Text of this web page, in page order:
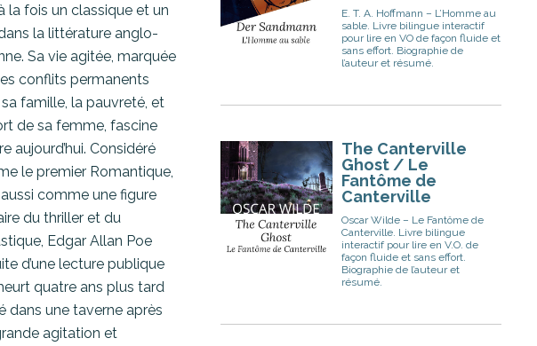
la fois un classique et un
la littérature anglo-
Sa vie agitée, marquée
conflits permanents
famille, la pauvreté, et
de sa femme, fascine
aujourd’hui. Considéré
le premier Romantique,
comme une figure
du thriller et du
Edgar Allan Poe
d’une lecture publique
quatre ans plus tard
dans une taverne après
agitation et
E. T. A. Hoffmann – L’Homme au
sable. Livre bilingue interactif
pour lire en VO de façon fluide et
sans effort. Biographie de
l’auteur et résumé.
The Canterville
Ghost / Le
Fantôme de
Canterville
Oscar Wilde – Le Fantôme de
Canterville. Livre bilingue
interactif pour lire en V.O. de
façon fluide et sans effort.
Biographie de l’auteur et
résumé.